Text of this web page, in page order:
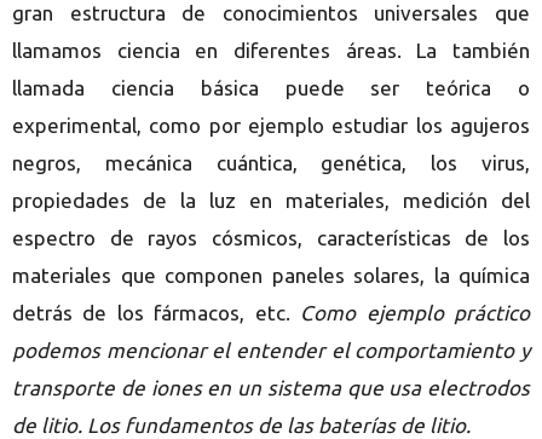
gran estructura de conocimientos universales que
llamamos ciencia en diferentes áreas. La también
llamada ciencia básica puede ser teórica o
experimental, como por ejemplo estudiar los agujeros
negros, mecánica cuántica, genética, los virus,
propiedades de la luz en materiales, medición del
espectro de rayos cósmicos, características de los
materiales que componen paneles solares, la química
detrás de los fármacos, etc. Como ejemplo práctico
podemos mencionar el entender el comportamiento y
transporte de iones en un sistema que usa electrodos
de litio. Los fundamentos de las baterías de litio.